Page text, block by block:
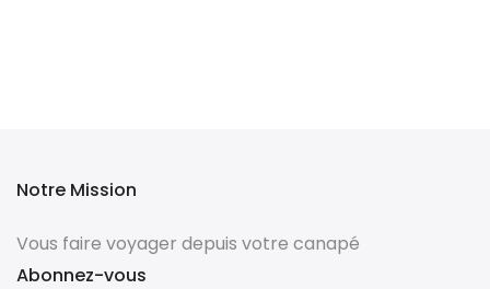
Notre Mission
Vous faire voyager depuis votre canapé
Abonnez-vous